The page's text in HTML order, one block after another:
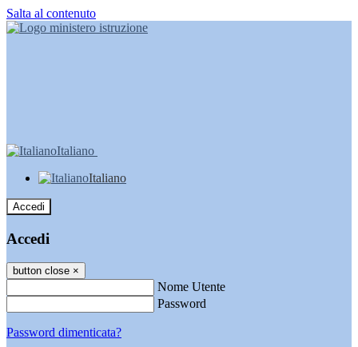
Salta al contenuto
Italiano
Italiano
Accedi
Accedi
button close ×
Nome Utente
Password
Password dimenticata?